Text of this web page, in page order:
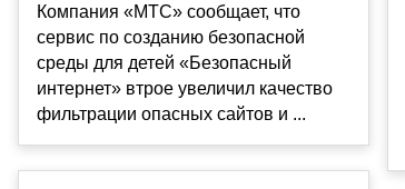
Компания «МТС» сообщает, что
сервис по созданию безопасной
среды для детей «Безопасный
интернет» втрое увеличил качество
фильтрации опасных сайтов и ...